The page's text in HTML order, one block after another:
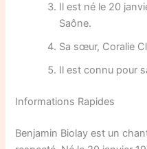
Il est né le 20
Saône.
Sa sœur, Coralie
Il est connu pour
Informations Rapides
Benjamin Biolay est un